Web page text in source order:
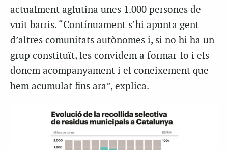
actualment aglutina unes 1.000 persones de
vuit barris. “Contínuament s’hi apunta gent
d’altres comunitats autònomes i, si no hi ha un
grup constituït, les convidem a formar-lo i els
donem acompanyament i el coneixement que
hem acumulat fins ara”, explica.